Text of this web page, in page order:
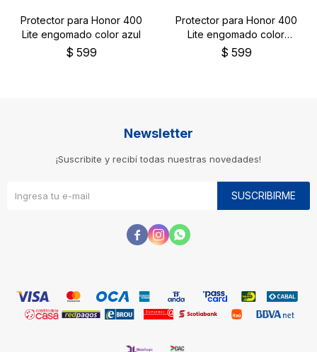
Protector para Honor 400
Lite engomado color azul
$ 599
Protector para Honor 400
Lite engomado color
negro
$ 599
Newsletter
¡Suscribite y recibí todas nuestras novedades!
SUSCRIBIRME
  